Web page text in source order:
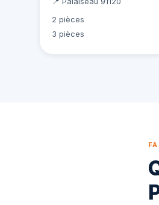
2 pièces
3 pièces